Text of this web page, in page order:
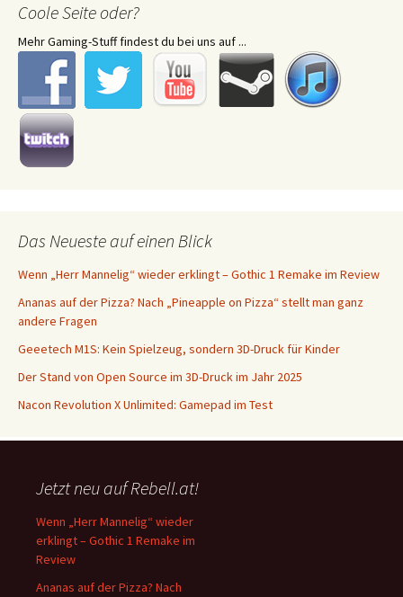
Coole Seite oder?
Mehr Gaming-Stuff findest du bei uns auf ...
Das Neueste auf einen Blick
Wenn „Herr Mannelig“ wieder erklingt – Gothic 1 Remake im Review
Ananas auf der Pizza? Nach „Pineapple on Pizza“ stellt man ganz
andere Fragen
Geeetech M1S: Kein Spielzeug, sondern 3D-Druck für Kinder
Der Stand von Open Source im 3D-Druck im Jahr 2025
Nacon Revolution X Unlimited: Gamepad im Test
Jetzt neu auf Rebell.at!
Wenn „Herr Mannelig“ wieder
erklingt – Gothic 1 Remake im
Review
Ananas auf der Pizza? Nach